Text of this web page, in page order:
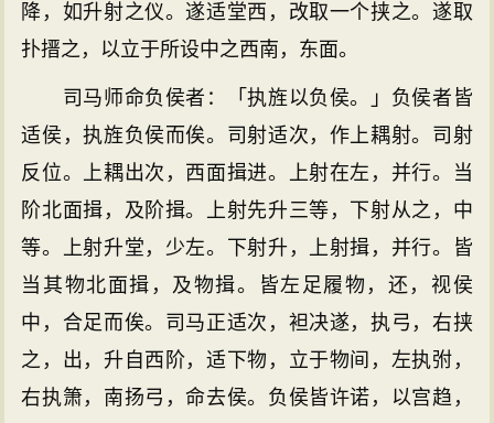
降，如升射之仪。遂适堂西，改取一个挟之。遂取
扑搢之，以立于所设中之西南，东面。
司马师命负侯者：「执旌以负侯。」负侯者皆
适侯，执旌负侯而俟。司射适次，作上耦射。司射
反位。上耦出次，西面揖进。上射在左，并行。当
阶北面揖，及阶揖。上射先升三等，下射从之，中
等。上射升堂，少左。下射升，上射揖，并行。皆
当其物北面揖，及物揖。皆左足履物，还，视侯
中，合足而俟。司马正适次，袒决遂，执弓，右挟
之，出，升自西阶，适下物，立于物间，左执弣，
右执箫，南扬弓，命去侯。负侯皆许诺，以宫趋，